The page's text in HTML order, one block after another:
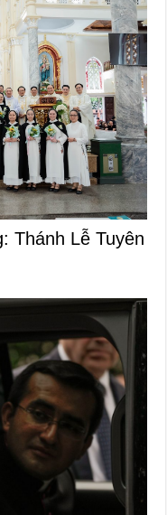
Thánh Lễ Tuyên